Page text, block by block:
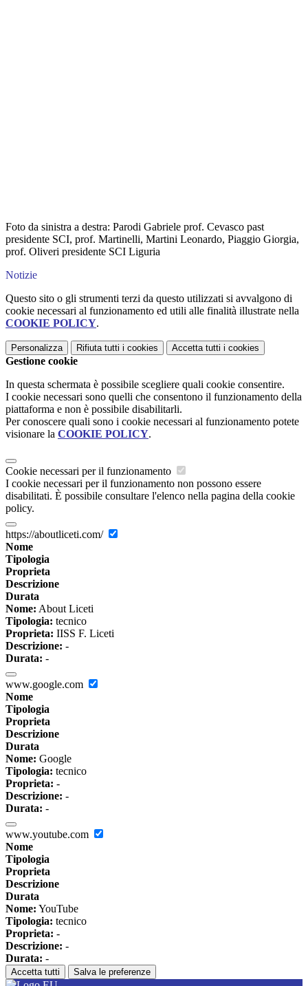
Foto da sinistra a destra: Parodi Gabriele prof. Cevasco past
presidente SCI, prof. Martinelli, Martini Leonardo, Piaggio Giorgia,
prof. Oliveri presidente SCI Liguria
Notizie
Questo sito o gli strumenti terzi da questo utilizzati si avvalgono di
cookie necessari al funzionamento ed utili alle finalità illustrate nella
COOKIE POLICY.
Personalizza Rifiuta tutti i cookies Accetta tutti i cookies
Gestione cookie
In questa schermata è possibile scegliere quali cookie consentire.
I cookie necessari sono quelli che consentono il funzionamento della
piattaforma e non è possibile disabilitarli.
Per conoscere quali sono i cookie necessari al funzionamento potete
visionare la COOKIE POLICY.
Cookie necessari per il funzionamento
I cookie necessari per il funzionamento non possono essere
disabilitati. È possibile consultare l'elenco nella pagina della cookie
policy.
https://aboutliceti.com/
Nome
Tipologia
Proprieta
Descrizione
Durata
Nome: About Liceti
Tipologia: tecnico
Proprieta: IISS F. Liceti
Descrizione: -
Durata: -
www.google.com
Nome
Tipologia
Proprieta
Descrizione
Durata
Nome: Google
Tipologia: tecnico
Proprieta: -
Descrizione: -
Durata: -
www.youtube.com
Nome
Tipologia
Proprieta
Descrizione
Durata
Nome: YouTube
Tipologia: tecnico
Proprieta: -
Descrizione: -
Durata: -
Accetta tutti Salva le preferenze